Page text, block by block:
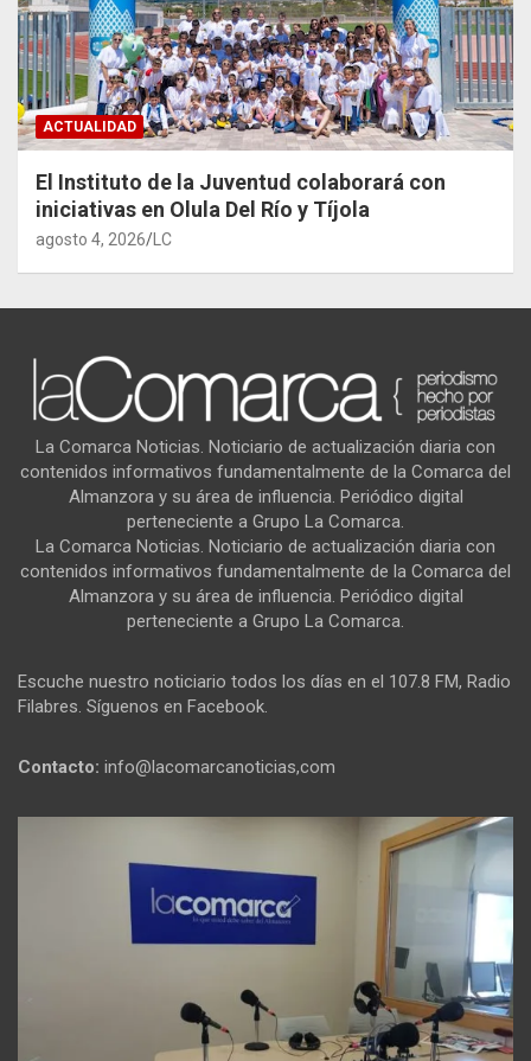
ACTUALIDAD
El Instituto de la Juventud colaborará con
iniciativas en Olula Del Río y Tíjola
agosto 4, 2026 LC
La Comarca Noticias. Noticiario de actualización diaria con
contenidos informativos fundamentalmente de la Comarca del
Almanzora y su área de influencia. Periódico digital
perteneciente a Grupo La Comarca.
La Comarca Noticias. Noticiario de actualización diaria con
contenidos informativos fundamentalmente de la Comarca del
Almanzora y su área de influencia. Periódico digital
perteneciente a Grupo La Comarca.
Escuche nuestro noticiario todos los días en el 107.8 FM, Radio
Filabres. Síguenos en Facebook.
Contacto: info@lacomarcanoticias,com